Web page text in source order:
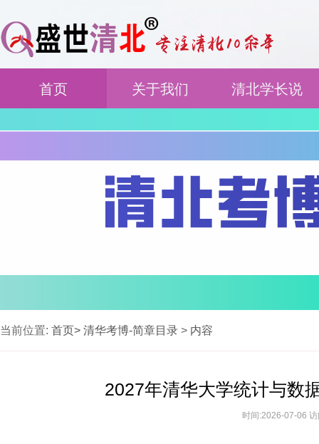
首页 关于我们 清北学长说
当前位置: 首页> 清华考博-简章目录 > 内容
2027年清华大学统计与数
时间:2026-07-06